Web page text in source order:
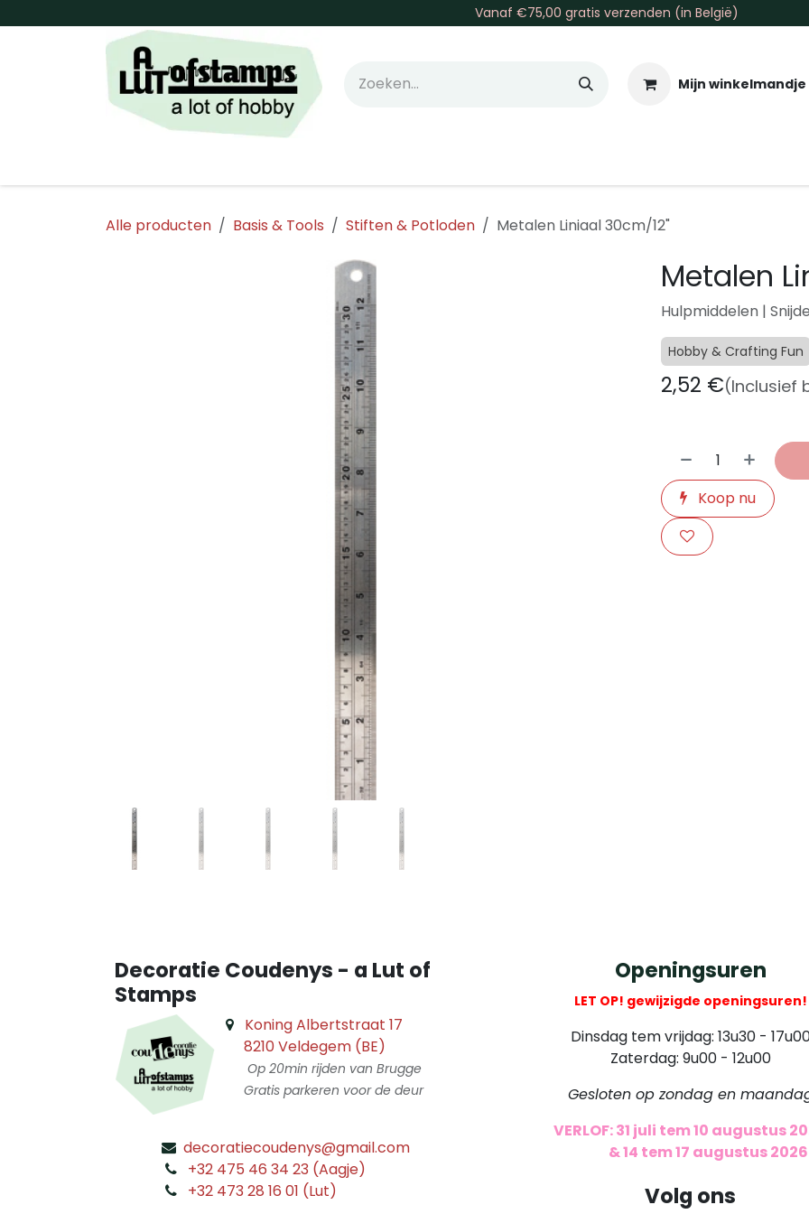
Vanaf €75,00 gratis verzenden (in België)
Mijn winkelmandje
Alle producten Basis & Tools Stiften & Potloden Metalen Liniaal 30cm/12"
Metalen
Hulpmiddelen |
Hobby & Crafting Fun
2,52 €(Inclusief
Koop nu
Decoratie Coudenys - a Lut of
Stamps
Koning Albertstraat 17
8210 Veldegem (BE)
Op 20min rijden van Brugge
Gratis parkeren voor de deur
decoratiecoudenys@gmail.com
+32 475 46 34 23 (Aagje)
+32 473 28 16 01 (Lut)
Openingsuren
LET OP! gewijzigde openingsuren!
Dinsdag tem vrijdag: 13u30 -
Zaterdag: 9u00 - 12u00
Gesloten op zondag en
VERLOF: 31 juli tem 10 augustus
& 14 tem 17 augustus 2026
Volg ons